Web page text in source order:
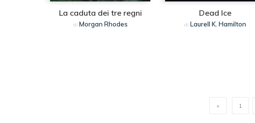
La caduta dei tre regni
di Morgan Rhodes
Dead Ice
di Laurell K. Hamilton
« 1